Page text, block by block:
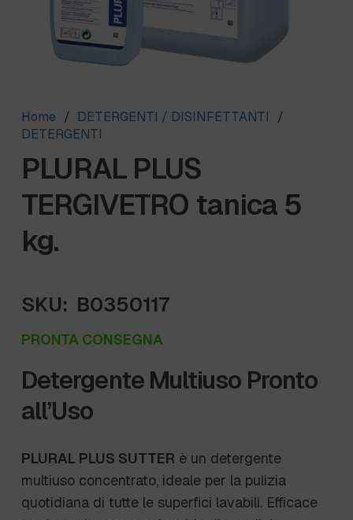
Home / DETERGENTI / DISINFETTANTI
/
DETERGENTI
PLURAL PLUS
TERGIVETRO tanica 5
kg.
SKU: B0350117
PRONTA CONSEGNA
Detergente Multiuso Pronto
all’Uso
PLURAL PLUS SUTTER è un detergente
multiuso concentrato, ideale per la pulizia
quotidiana di tutte le superfici lavabili. Efficace